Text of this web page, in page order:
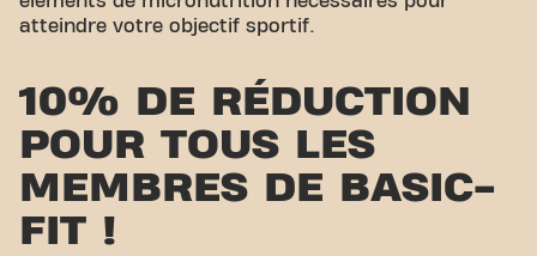
atteindre votre objectif sportif.
10% DE RÉDUCTION
POUR TOUS LES
MEMBRES DE BASIC-
FIT !